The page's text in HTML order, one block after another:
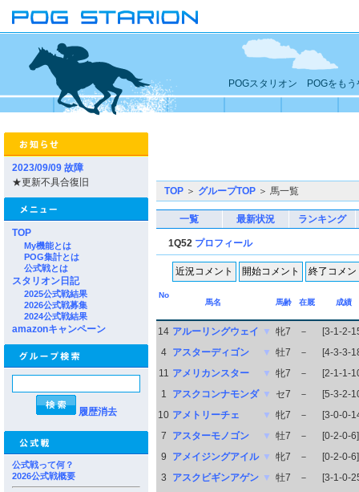
POGスタリオン POGをもう
2023/09/09 故障
★更新不具合復旧
TOP
My機能とは
POG集計とは
公式戦とは
スタリオン日記
2025公式戦結果
2026公式戦募集
2024公式戦結果
amazonキャンペーン
履歴消去
公式戦って何？
2026公式戦概要
TOP ＞ グループTOP ＞ 馬一覧
一覧 最新状況 ランキング
1Q52 プロフィール
No
馬名
馬齢 在厩 成績
14 アルーリングウェイ ▼ 牝7 －
[3-1-2-
4
アスターディゴン ▼ 牡7 －
[4-3-3-
11 アメリカンスター ▼ 牝7 －
[2-1-1-
1
アスクコンナモンダ ▼ セ7 －
[5-3-2-
10 アメトリーチェ ▼ 牝7 －
[3-0-0-
7
アスターモノゴン ▼ 牡7 －
[0-2-0-6]
9
アメイジングアイル ▼ 牝7 －
[0-2-0-6]
3
アスクビギンアゲン ▼ 牡7 －
[3-1-0-